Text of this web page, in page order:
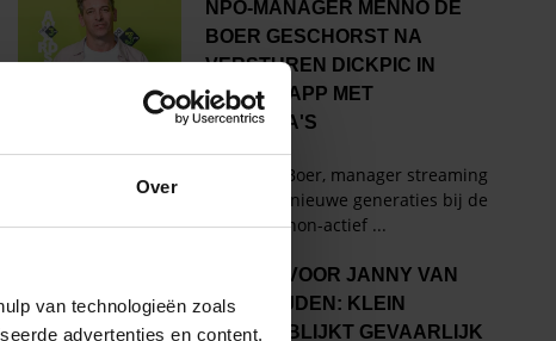
Over
van technologieën zoals
advertenties en content,